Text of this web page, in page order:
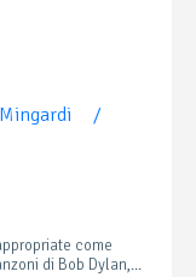
/
come
di Bob Dylan,...